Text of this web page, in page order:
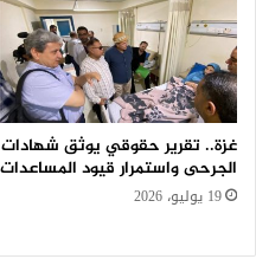
غزة.. تقرير حقوقي يوثق شهادات
الجرحى واستمرار قيود المساعدات
19 يوليو، 2026